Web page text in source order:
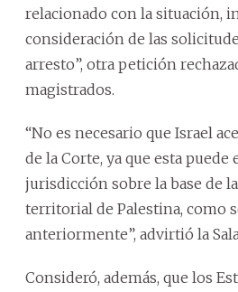
relacionado con la situación,
consideración de las
arresto”, otra petición
magistrados.
“No es necesario que Israel
de la Corte, ya que esta puede
jurisdicción sobre la base de
territorial de Palestina, como
anteriormente”, advirtió la
Consideró, además, que los